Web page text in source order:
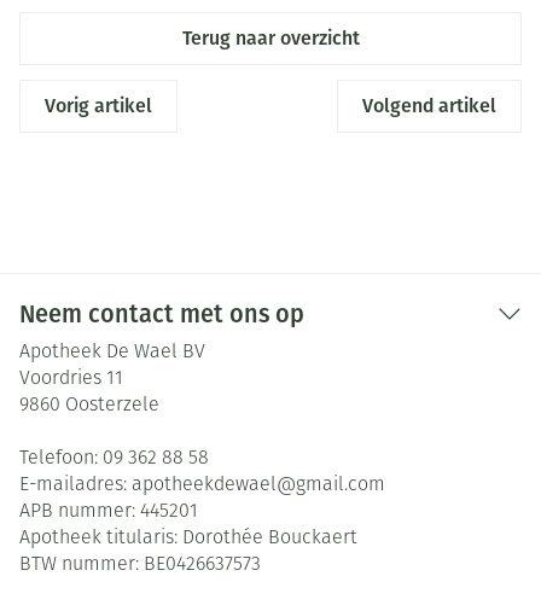
Terug naar overzicht
Vorig artikel Volgend artikel
Neem contact met ons op
Apotheek De Wael BV
Voordries 11
9860 Oosterzele
Telefoon: 09 362 88 58
E-mailadres: apotheekdewael@gmail.com
APB nummer: 445201
Apotheek titularis: Dorothée Bouckaert
BTW nummer: BE0426637573